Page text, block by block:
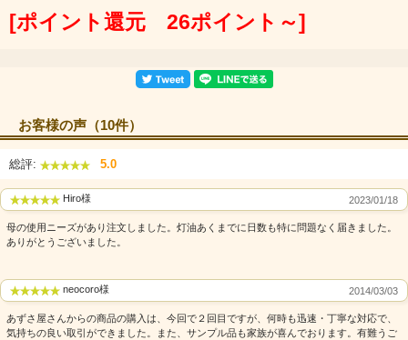
[ポイント還元 26ポイント～]
お客様の声（10件）
総評: 5.0
Hiro様 2023/01/18
母の使用ニーズがあり注文しました。灯油あくまでに日数も特に問題なく届きました。
ありがとうございました。
neocoro様 2014/03/03
あずさ屋さんからの商品の購入は、今回で２回目ですが、何時も迅速・丁寧な対応で、
気持ちの良い取引ができました。また、サンプル品も家族が喜んでおります。有難うご